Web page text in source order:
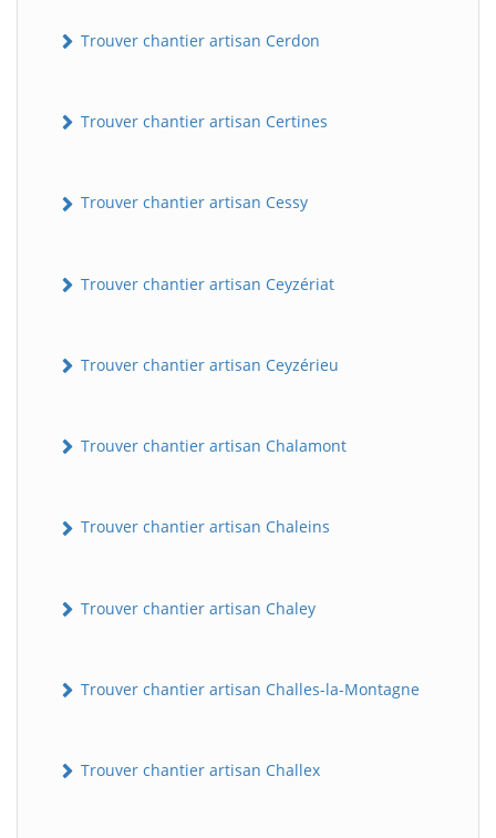
Trouver chantier artisan Cerdon
Trouver chantier artisan Certines
Trouver chantier artisan Cessy
Trouver chantier artisan Ceyzériat
Trouver chantier artisan Ceyzérieu
Trouver chantier artisan Chalamont
Trouver chantier artisan Chaleins
Trouver chantier artisan Chaley
Trouver chantier artisan Challes-la-Montagne
Trouver chantier artisan Challex